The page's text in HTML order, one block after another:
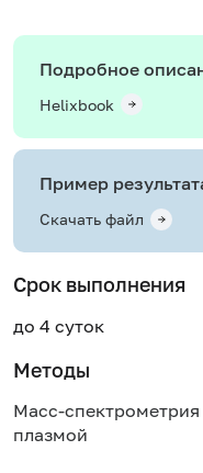
Подробное
Helixbook
Пример
Скачать файл
Срок выполнения
до 4 суток
Методы
Масс-
плазмой